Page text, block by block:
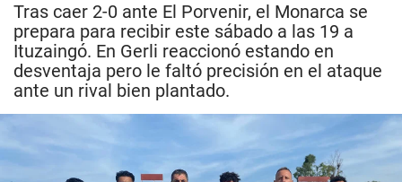
Tras caer 2-0 ante El Porvenir, el Monarca se
prepara para recibir este sábado a las 19 a
Ituzaingó. En Gerli reaccionó estando en
desventaja pero le faltó precisión en el ataque
ante un rival bien plantado.